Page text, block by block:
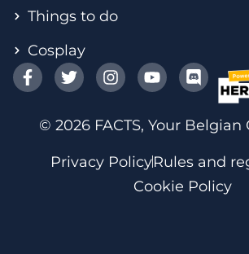
Things to do
Cosplay
© 2026 FACTS, Your Belgian
Privacy PolicyRules and
Cookie Policy